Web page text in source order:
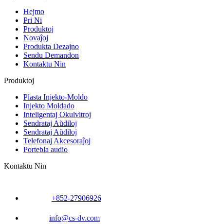
Hejmo
Pri Ni
Produktoj
Novaĵoj
Produkta Dezajno
Sendu Demandon
Kontaktu Nin
Produktoj
Plasta Injekto-Moldo
Injekto Moldado
Inteligentaj Okulvitroj
Sendrataj Aŭdiloj
Sendrataj Aŭdiloj
Telefonaj Akcesoraĵoj
Portebla audio
Kontaktu Nin
+852-27906926
info@cs-dv.com